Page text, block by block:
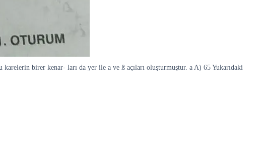
birer kenar- ları da yer ile a ve ß açıları oluşturmuştur. a A) 65 Yukarıdaki